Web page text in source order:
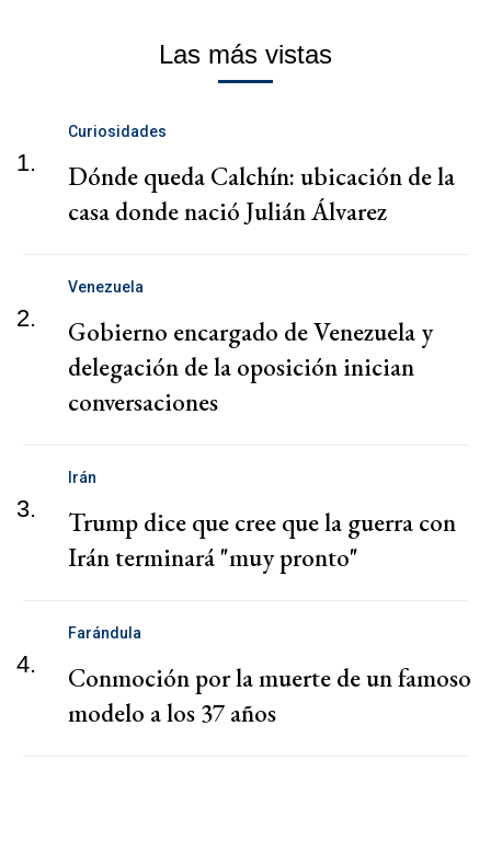
Las más vistas
1.
Curiosidades
Dónde queda Calchín: ubicación de la
casa donde nació Julián Álvarez
2.
Venezuela
Gobierno encargado de Venezuela y
delegación de la oposición inician
conversaciones
3.
Irán
Trump dice que cree que la guerra con
Irán terminará "muy pronto"
4.
Farándula
Conmoción por la muerte de un famoso
modelo a los 37 años